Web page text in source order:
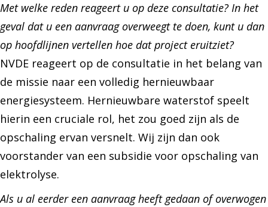
Met welke reden reageert u op deze consultatie? In het
geval dat u een aanvraag overweegt te doen, kunt u dan
op hoofdlijnen vertellen hoe dat project eruitziet?
NVDE reageert op de consultatie in het belang van
de missie naar een volledig hernieuwbaar
energiesysteem. Hernieuwbare waterstof speelt
hierin een cruciale rol, het zou goed zijn als de
opschaling ervan versnelt. Wij zijn dan ook
voorstander van een subsidie voor opschaling van
elektrolyse.
Als u al eerder een aanvraag heeft gedaan of overwogen